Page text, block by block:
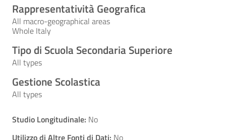
Rappresentatività Geografica
All macro-geographical areas
Whole Italy
Tipo di Scuola Secondaria Superiore
All types
Gestione Scolastica
All types
Studio Longitudinale: No
Utilizzo di Altre Fonti di Dati: No